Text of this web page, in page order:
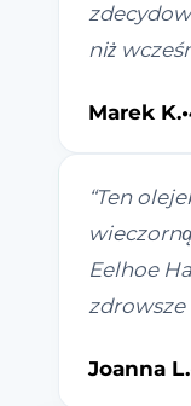
niż
Marek K.•
“Ten
Eelhoe
zdrowsze
Joanna L.